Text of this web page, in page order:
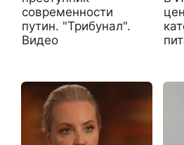
современности
путин. "Трибунал".
Видео